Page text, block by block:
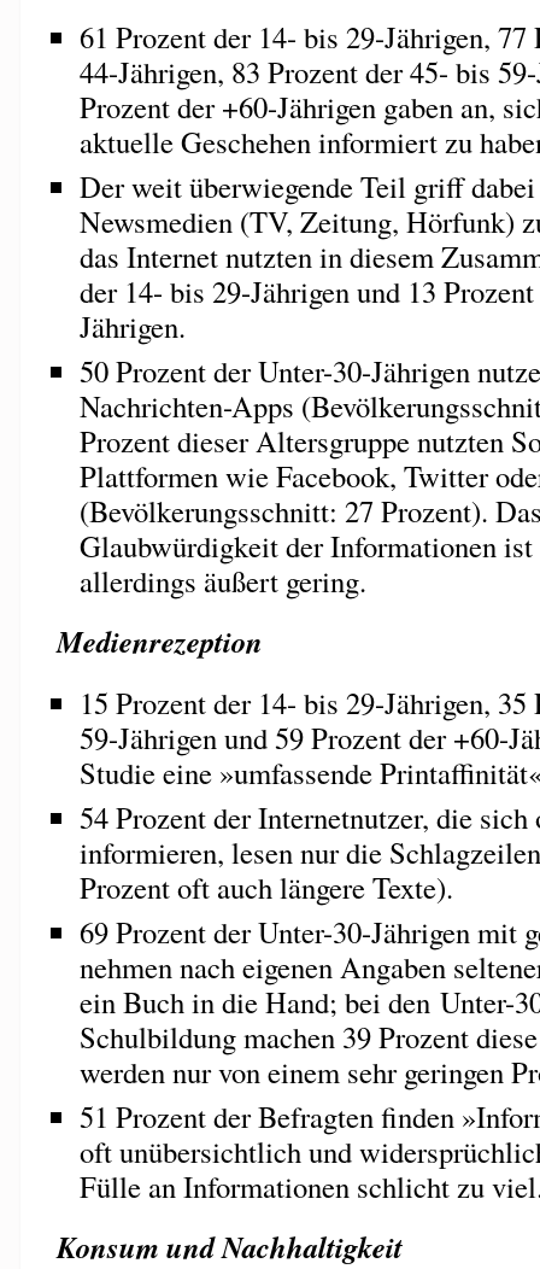
61 Prozent der 14- bis 29-Jährigen, 77
44-Jährigen, 83 Prozent der 45- bis
Prozent der +60-Jährigen gaben an,
aktuelle Geschehen informiert zu
Der weit überwiegende Teil griff
Newsmedien (TV, Zeitung, Hörfunk)
das Internet nutzten in diesem
der 14- bis 29-Jährigen und 13
Jährigen.
50 Prozent der Unter-30-Jährigen
Nachrichten-Apps
Prozent dieser Altersgruppe nutzten
Plattformen wie Facebook, Twitter
(Bevölkerungsschnitt: 27 Prozent).
Glaubwürdigkeit der Informationen
allerdings äußert gering.
Medienrezeption
15 Prozent der 14- bis 29-Jährigen,
59-Jährigen und 59 Prozent der +60-
Studie eine »umfassende
54 Prozent der Internetnutzer, die
informieren, lesen nur die
Prozent oft auch längere Texte).
69 Prozent der Unter-30-Jährigen mit
nehmen nach eigenen Angaben
ein Buch in die Hand; bei den Unter-
Schulbildung machen 39 Prozent
werden nur von einem sehr geringen
51 Prozent der Befragten finden
oft unübersichtlich und
Fülle an Informationen schlicht zu
Konsum und Nachhaltigkeit